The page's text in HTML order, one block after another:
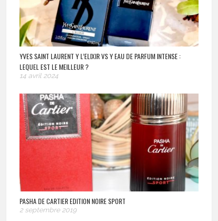
YVES SAINT LAURENT Y L’ELIXIR VS Y EAU DE PARFUM INTENSE :
LEQUEL EST LE MEILLEUR ?
14 avril 2024
PASHA DE CARTIER EDITION NOIRE SPORT
2 septembre 2019